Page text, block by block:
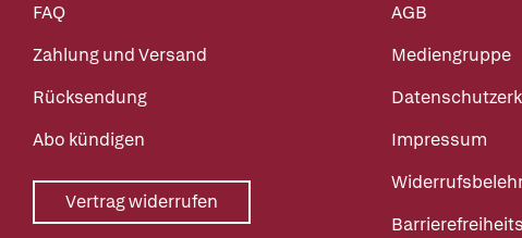
FAQ
Zahlung und Versand
Rücksendung
Abo kündigen
Vertrag widerrufen
AGB
Mediengruppe
Impressum